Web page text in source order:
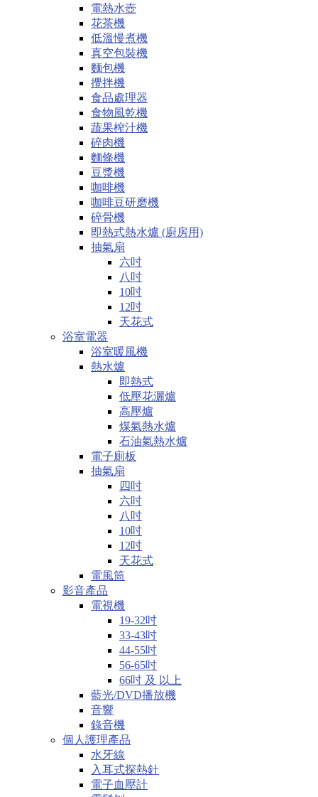
電熱水壺
花茶機
低溫慢煮機
真空包裝機
麵包機
攪拌機
食品處理器
食物風乾機
蔬果榨汁機
碎肉機
麵條機
豆漿機
咖啡機
咖啡豆研磨機
碎骨機
即熱式熱水爐 (廚房用)
抽氣扇
六吋
八吋
10吋
12吋
天花式
浴室電器
浴室暖風機
熱水爐
即熱式
低壓花灑爐
高壓爐
煤氣熱水爐
石油氣熱水爐
電子廁板
抽氣扇
四吋
六吋
八吋
10吋
12吋
天花式
電風筒
影音產品
電視機
19-32吋
33-43吋
44-55吋
56-65吋
66吋 及 以上
藍光/DVD播放機
音響
錄音機
個人護理產品
水牙線
入耳式探熱針
電子血壓計